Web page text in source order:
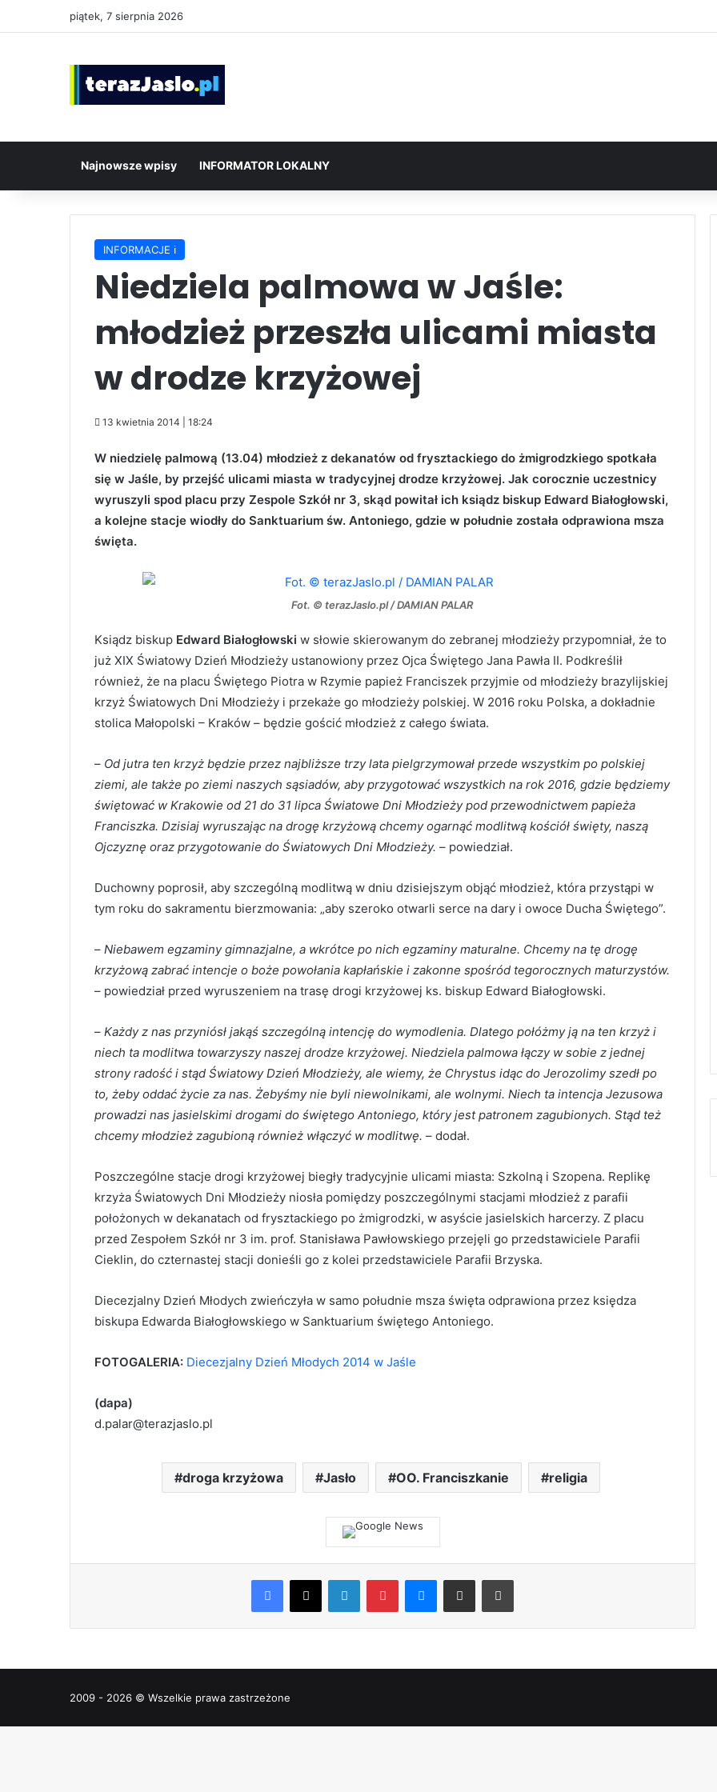
piątek, 7 sierpnia 2026
Najnowsze wpisy INFORMATOR LOKALNY
INFORMACJE ℹ️
Niedziela palmowa w Jaśle:
młodzież przeszła ulicami miasta
w drodze krzyżowej
13 kwietnia 2014 | 18:24
W niedzielę palmową (13.04) młodzież z dekanatów od frysztackiego do żmigrodzkiego spotkała
się w Jaśle, by przejść ulicami miasta w tradycyjnej drodze krzyżowej. Jak corocznie uczestnicy
wyruszyli spod placu przy Zespole Szkół nr 3, skąd powitał ich ksiądz biskup Edward Białogłowski,
a kolejne stacje wiodły do Sanktuarium św. Antoniego, gdzie w południe została odprawiona msza
święta.
Fot. © terazJaslo.pl / DAMIAN PALAR
Ksiądz biskup Edward Białogłowski w słowie skierowanym do zebranej młodzieży przypomniał, że to
już XIX Światowy Dzień Młodzieży ustanowiony przez Ojca Świętego Jana Pawła II. Podkreślił
również, że na placu Świętego Piotra w Rzymie papież Franciszek przyjmie od młodzieży brazylijskiej
krzyż Światowych Dni Młodzieży i przekaże go młodzieży polskiej. W 2016 roku Polska, a dokładnie
stolica Małopolski – Kraków – będzie gościć młodzież z całego świata.
– Od jutra ten krzyż będzie przez najbliższe trzy lata pielgrzymował przede wszystkim po polskiej
ziemi, ale także po ziemi naszych sąsiadów, aby przygotować wszystkich na rok 2016, gdzie będziemy
świętować w Krakowie od 21 do 31 lipca Światowe Dni Młodzieży pod przewodnictwem papieża
Franciszka. Dzisiaj wyruszając na drogę krzyżową chcemy ogarnąć modlitwą kościół święty, naszą
Ojczyznę oraz przygotowanie do Światowych Dni Młodzieży. – powiedział.
Duchowny poprosił, aby szczególną modlitwą w dniu dzisiejszym objąć młodzież, która przystąpi w
tym roku do sakramentu bierzmowania: „aby szeroko otwarli serce na dary i owoce Ducha Świętego”.
– Niebawem egzaminy gimnazjalne, a wkrótce po nich egzaminy maturalne. Chcemy na tę drogę
krzyżową zabrać intencje o boże powołania kapłańskie i zakonne spośród tegorocznych maturzystów.
– powiedział przed wyruszeniem na trasę drogi krzyżowej ks. biskup Edward Białogłowski.
– Każdy z nas przyniósł jakąś szczególną intencję do wymodlenia. Dlatego połóżmy ją na ten krzyż i
niech ta modlitwa towarzyszy naszej drodze krzyżowej. Niedziela palmowa łączy w sobie z jednej
strony radość i stąd Światowy Dzień Młodzieży, ale wiemy, że Chrystus idąc do Jerozolimy szedł po
to, żeby oddać życie za nas. Żebyśmy nie byli niewolnikami, ale wolnymi. Niech ta intencja Jezusowa
prowadzi nas jasielskimi drogami do świętego Antoniego, który jest patronem zagubionych. Stąd też
chcemy młodzież zagubioną również włączyć w modlitwę. – dodał.
Poszczególne stacje drogi krzyżowej biegły tradycyjnie ulicami miasta: Szkolną i Szopena. Replikę
krzyża Światowych Dni Młodzieży niosła pomiędzy poszczególnymi stacjami młodzież z parafii
położonych w dekanatach od frysztackiego po żmigrodzki, w asyście jasielskich harcerzy. Z placu
przed Zespołem Szkół nr 3 im. prof. Stanisława Pawłowskiego przejęli go przedstawiciele Parafii
Cieklin, do czternastej stacji donieśli go z kolei przedstawiciele Parafii Brzyska.
Diecezjalny Dzień Młodych zwieńczyła w samo południe msza święta odprawiona przez księdza
biskupa Edwarda Białogłowskiego w Sanktuarium świętego Antoniego.
FOTOGALERIA: Diecezjalny Dzień Młodych 2014 w Jaśle
(dapa)
d.palar@terazjaslo.pl
droga krzyżowa Jasło OO. Franciszkanie religia
Facebook
X LinkedInPinterestMessenger
Share via Email Print
2009 - 2026 © Wszelkie prawa zastrzeżone